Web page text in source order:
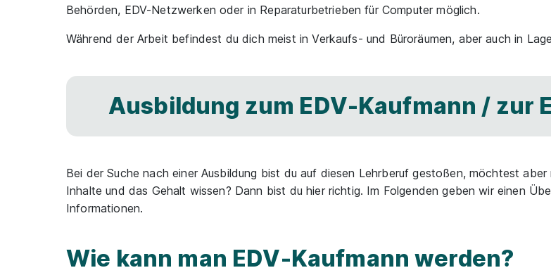
Behörden, EDV-Netzwerken oder in Reparaturbetrieben für Computer möglich.
Während der Arbeit befindest du dich meist in Verkaufs- und Büroräumen, aber auch in
Ausbildung zum EDV-Kaufmann / zur
Bei der Suche nach einer Ausbildung bist du auf diesen Lehrberuf gestoßen, möchtest
Inhalte und das Gehalt wissen? Dann bist du hier richtig. Im Folgenden geben wir einen
Informationen.
Wie kann man EDV-Kaufmann werden?